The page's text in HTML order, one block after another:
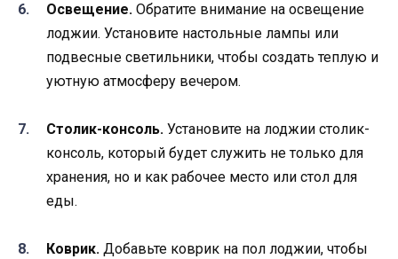
Освещение. Обратите внимание на освещение
лоджии. Установите настольные лампы или
подвесные светильники, чтобы создать теплую и
уютную атмосферу вечером.
Столик-консоль. Установите на лоджии столик-
консоль, который будет служить не только для
хранения, но и как рабочее место или стол для
еды.
Коврик. Добавьте коврик на пол лоджии, чтобы